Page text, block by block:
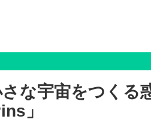
な宇宙をつくる
」